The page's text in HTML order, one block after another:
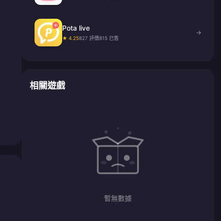
Pota live
★ 4.25827 評價815 已售
→
相關遊戲
暫無數據